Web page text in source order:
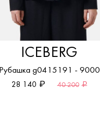
ICEBERG
Рубашка g0415191 - 9000
28 140
40 200